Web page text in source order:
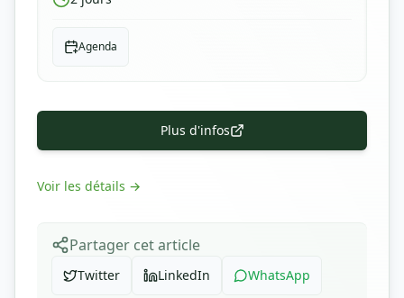
Agenda
Plus d'infos
Voir les détails →
Partager cet article
Twitter LinkedIn WhatsApp